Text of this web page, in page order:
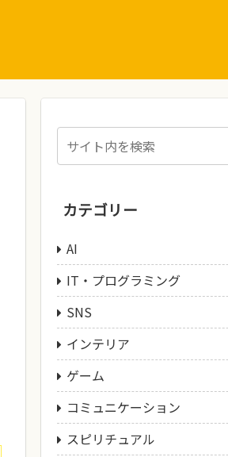
カテゴリー
AI
IT・プログラミング
SNS
インテリア
ゲーム
コミュニケーション
スピリチュアル